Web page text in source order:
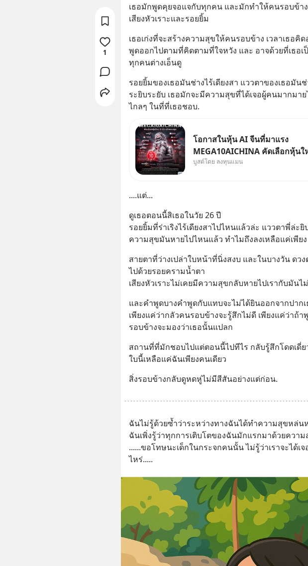
เธอมักพูดคุยจอแจกับทุกคน และมักทำให้คนรอบข้า
เสียงหัวเราะและรอยยิ้ม
เธอเก่งที่จะสร้างความสุขให้คนรอบข้าง เวลาเธอคิด
พูดออกไปตามที่คิดตามที่ใจหวัง และ อาจด้วยที่เธอเ
ทุกคนต่างเอ็นดู
รอยยิ้มของเธอมันช่างไร้เดียงสา แววตาของเธอมันช่
ระยิบระยับ เธอมักจะมีความสุขที่ได้เจอผู้คนมากมาย
ไกลๆ ในที่ที่เธอชอบ.
โอกาสในหุ้น AI จีนที่มาแรง
MEGA10AICHINA คัดเลือกหุ้นใ
เข้ากองทุน.. ครอบคลุมทั้งซัปพลา
บูสต์โดย ลงทุนแมน
....แต่...
ดูเธอตอนนี้สิเธอในวัย 26 ปี
รอยยิ้มที่ร่าเริงไร้เดียงสาไปไหนแล้วล่ะ แววตาพี่ล่ะ
ความสุขมันหายไปไหนแล้ว ทำไมถึงลงเหลือแค่เพียง
สายตาที่ว่างเปล่าใบหน้าที่นิ่งสงบ และในบางวัน ดว
ไปด้วยรอยครามน้ำตา
เสียงหัวเราะไม่เคยมีความสุขกลับหายไปเรากับมันไ
และคำพูดบางคำพูดกับแทบจะไม่ได้ยินออกจากปากเ
เพียงแค่ว่ากลัวคนรอบข้างจะรู้สึกไม่ดี เพียงแค่ว่าถ้
รอบข้างจะมองว่าเธอนั้นแปลก
สถานที่ที่มักชอบไปแต่ตอนนี้ไปทีไร กลับรู้สึกโดดเดี่ย
ใบนี้เหลือแค่ฉันเพียงคนเดียว
สิ่งรอบข้างกลับดูหดหู่ไม่มีสีสันอย่างแต่ก่อน.
ฉันไม่รู้ด้วยซ้ำว่าระหว่างทางฉันได้ทำความสุขหล่น
ฉันเพิ่งรู้ว่าทุกการเติบโตของฉันมักแรกมาด้วยควา
......ขอโทษนะเด็กในกระจกคนนั้น ไม่รู้ว่าเราจะได้เ
ไหร่.....
1